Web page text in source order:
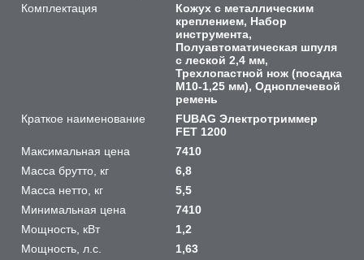
Комплектация
Кожух с металлическим
креплением, Набор
инструмента,
Полуавтоматическая шпуля
с леской 2,4 мм,
Трехлопастной нож (посадка
М10-1,25 мм), Одноплечевой
ремень
Краткое наименование
FUBAG Электротриммер
FET 1200
Максимальная цена
7410
Масса брутто, кг
6,8
Масса нетто, кг
5,5
Минимальная цена
7410
Мощность, кВт
1,2
Мощность, л.с.
1,63